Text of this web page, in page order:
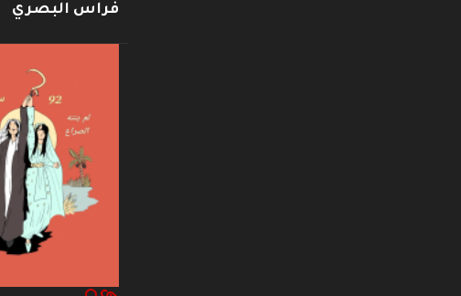
فراس البصري